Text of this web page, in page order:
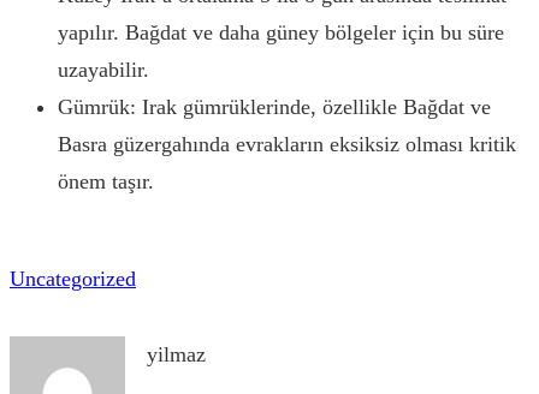
yapılır. Bağdat ve daha güney bölgeler için bu süre
uzayabilir.
Gümrük: Irak gümrüklerinde, özellikle Bağdat ve
Basra güzergahında evrakların eksiksiz olması kritik
önem taşır.
Uncategorized
yilmaz